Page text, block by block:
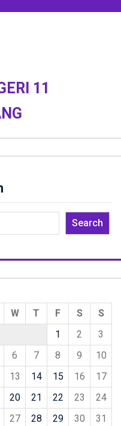
11
Search
W T F S
S
1
2
3
6 7 8 9
10
13 14 15 16
17
20 21 22 23
24
27 28 29 30 31